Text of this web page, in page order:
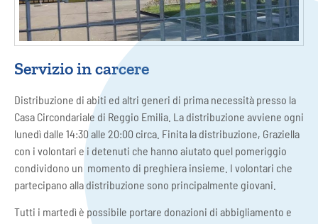
Servizio in carcere
Distribuzione di abiti ed altri generi di prima necessità presso la
Casa Circondariale di Reggio Emilia. La distribuzione avviene ogni
lunedì dalle 14:30 alle 20:00 circa. Finita la distribuzione, Graziella
con i volontari e i detenuti che hanno aiutato quel pomeriggio
condividono un momento di preghiera insieme. I volontari che
partecipano alla distribuzione sono principalmente giovani.
Tutti i martedì è possibile portare donazioni di abbigliamento e